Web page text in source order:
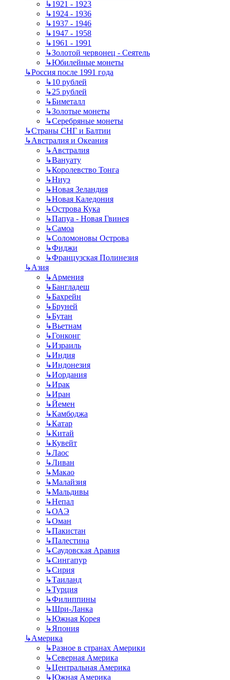
↳1921 - 1923
↳1924 - 1936
↳1937 - 1946
↳1947 - 1958
↳1961 - 1991
↳Золотой червонец - Сеятель
↳Юбилейные монеты
↳Россия после 1991 года
↳10 рублей
↳25 рублей
↳Биметалл
↳Золотые монеты
↳Серебряные монеты
↳Страны СНГ и Балтии
↳Австралия и Океания
↳Австралия
↳Вануату
↳Королевство Тонга
↳Ниуэ
↳Новая Зеландия
↳Новая Каледония
↳Острова Кука
↳Папуа - Новая Гвинея
↳Самоа
↳Соломоновы Острова
↳Фиджи
↳Французская Полинезия
↳Азия
↳Армения
↳Бангладеш
↳Бахрейн
↳Бруней
↳Бутан
↳Вьетнам
↳Гонконг
↳Израиль
↳Индия
↳Индонезия
↳Иордания
↳Ирак
↳Иран
↳Йемен
↳Камбоджа
↳Катар
↳Китай
↳Кувейт
↳Лаос
↳Ливан
↳Макао
↳Малайзия
↳Мальдивы
↳Непал
↳ОАЭ
↳Оман
↳Пакистан
↳Палестина
↳Саудовская Аравия
↳Сингапур
↳Сирия
↳Таиланд
↳Турция
↳Филиппины
↳Шри-Ланка
↳Южная Корея
↳Япония
↳Америка
↳Разное в странах Америки
↳Северная Америка
↳Центральная Америка
↳Южная Америка